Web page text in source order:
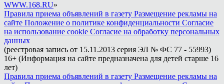
WWW.168.RU»
Правила приема объявлений в газету Размещение рекламы на
сайте Положение о политике конфиденциальности Согласие
на использование cookie Согласие на обработку персональных
данных
(реестровая запись от 15.11.2013 серия ЭЛ № ФС 77 - 55993)
16+ (Информация на сайте предназначена для детей старше 16
лет)
Правила приема объявлений в газету Размещение рекламы на